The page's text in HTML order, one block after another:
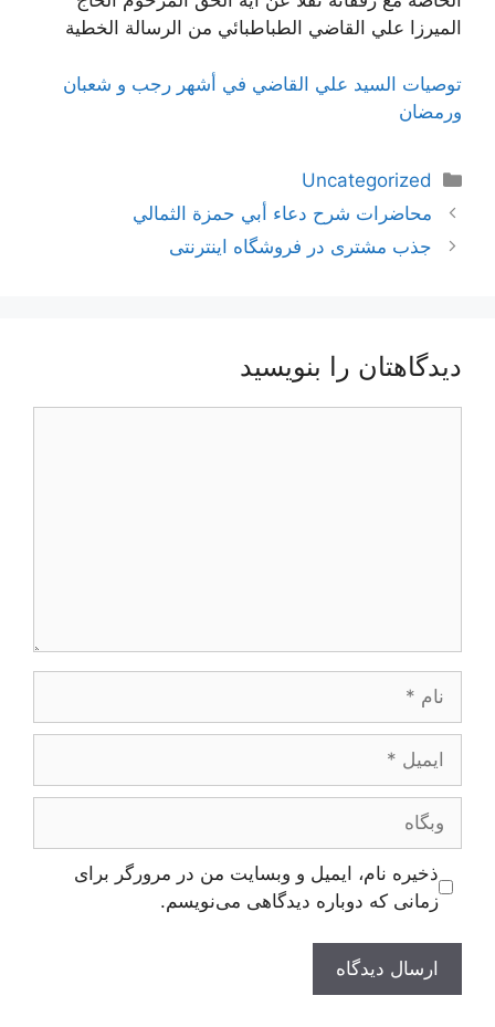
الميرزا علي القاضي الطباطبائي من الرسالة الخطية
توصيات السيد علي القاضي في أشهر رجب و شعبان
ورمضان
دسته‌ها
Uncategorized
ناوبری
نوشته‌ها
محاضرات شرح دعاء أبي حمزة الثمالي
جذب مشتری در فروشگاه اینترنتی
دیدگاهتان را بنویسید
وبگاه
ذخیره نام، ایمیل و وبسایت من در مرورگر برای
زمانی که دوباره دیدگاهی می‌نویسم.